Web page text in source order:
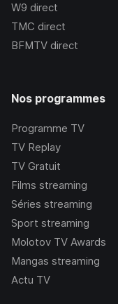
W9 direct
TMC direct
BFMTV direct
Nos programmes
Programme TV
TV Replay
TV Gratuit
Films streaming
Séries streaming
Sport streaming
Molotov TV Awards
Mangas streaming
Actu TV